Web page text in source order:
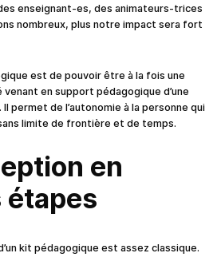
enseignant-es, des animateurs-trices
nombreux, plus notre impact sera fort
est de pouvoir être à la fois une
en support pédagogique d’une
permet de l’autonomie à la personne qui
limite de frontière et de temps.
en
kit pédagogique est assez classique.